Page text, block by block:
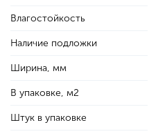
Влагостойкость
Наличие подложки
Ширина, мм
В упаковке, м2
Штук в упаковке